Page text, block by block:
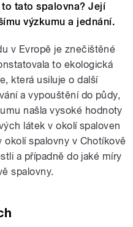
tato spalovna? Její
výzkumu a jednání.
v Evropě je znečištěné
to ekologická
která usiluje o další
a vypouštění do půdy,
našla vysoké hodnoty
látek v okolí spaloven
okolí spalovny v Chotíkově
a případně do jaké míry
spalovny.